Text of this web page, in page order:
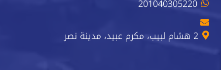
201040305220
2 هشام لبيب، مكرم عبيد، مدينة نصر